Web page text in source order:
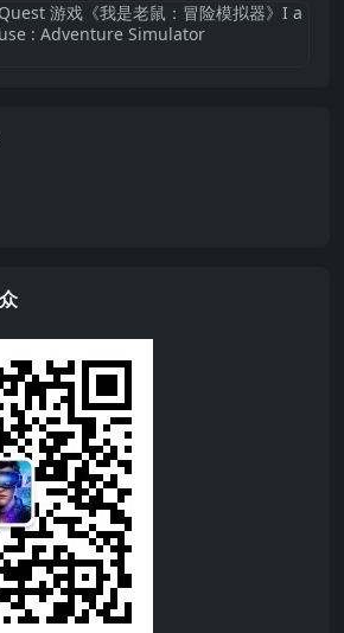
游戏《我是老鼠：冒险模拟器》I a
: Adventure Simulator